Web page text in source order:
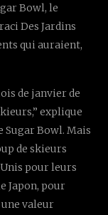
Bowl, le
Des Jardins
qui auraient,
de janvier de
explique
Sugar Bowl. Mais
de skieurs
pour leurs
Japon, pour
valeur